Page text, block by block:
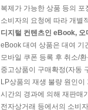
복제가 가능한 상품 등의
소비자의 요청에 따라 개별
디지털 컨텐츠인 eBook,
eBook 대여 상품은 대여 기
모바일 쿠폰 등록 후 취소/
중고상품이 구매확정(자동
LP상품의 재생 불량 원인
시간의 경과에 의해 재판매
전자상거래 등에서의 소비